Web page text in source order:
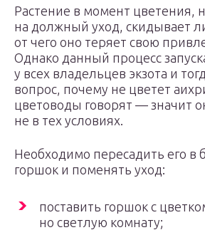
Растение в момент цветения,
на должный уход, скидывает
от чего оно теряет свою
Однако данный процесс
у всех владельцев экзота и
вопрос, почему не цветет
цветоводы говорят — значит
не в тех условиях.
Необходимо пересадить его в
горшок и поменять уход:
поставить горшок с
но светлую комнату;